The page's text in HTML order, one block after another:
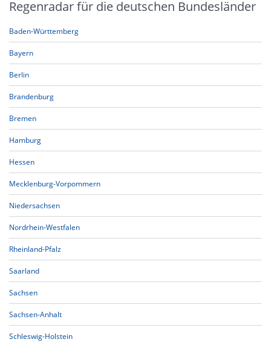
Regenradar für die deutschen Bundesländer
Baden-Württemberg
Bayern
Berlin
Brandenburg
Bremen
Hamburg
Hessen
Mecklenburg-Vorpommern
Niedersachsen
Nordrhein-Westfalen
Rheinland-Pfalz
Saarland
Sachsen
Sachsen-Anhalt
Schleswig-Holstein